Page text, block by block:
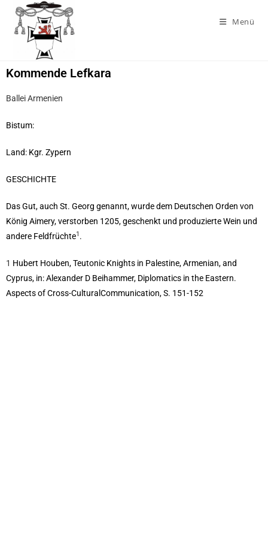
Menü
Kommende Lefkara
Ballei Armenien
Bistum:
Land: Kgr. Zypern
GESCHICHTE
Das Gut, auch St. Georg genannt, wurde dem Deutschen Orden von
König Aimery, verstorben 1205, geschenkt und produzierte Wein und
andere Feldfrüchte1 .
1 Hubert Houben, Teutonic Knights in Palestine, Armenian, and
Cyprus, in: Alexander D Beihammer, Diplomatics in the Eastern.
Aspects of Cross-CulturalCommunication, S. 151-152